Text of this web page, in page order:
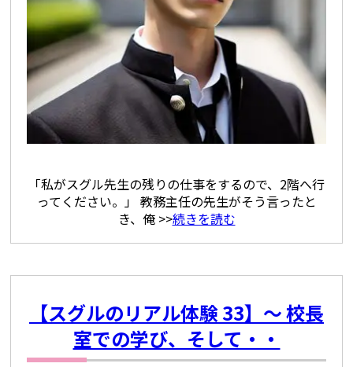
「私がスグル先生の残りの仕事をするので、2階へ行
ってください。」 教務主任の先生がそう言ったと
き、俺 >>続きを読む
【スグルのリアル体験 33】〜 校長
室での学び、そして・・